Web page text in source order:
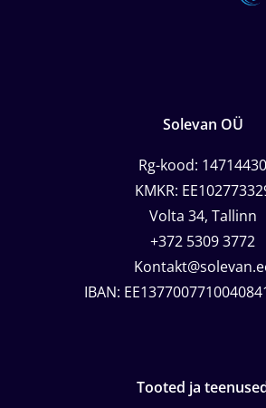
Solevan OÜ
Rg-kood: 14714430
KMKR:
Volta 34, Tallinn
+372 5309 3772
IBAN:
Tooted ja